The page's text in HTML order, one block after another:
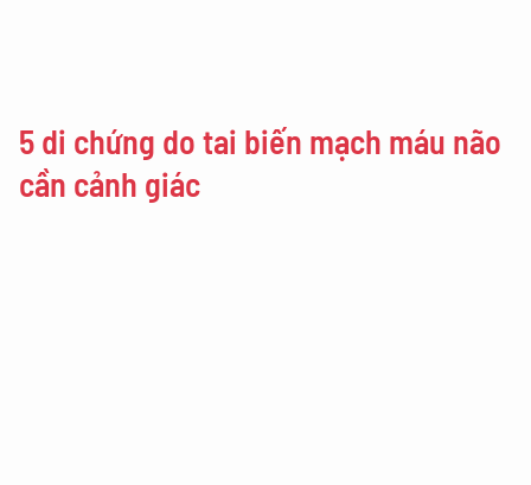
5 di chứng do tai biến mạch máu não
cần cảnh giác